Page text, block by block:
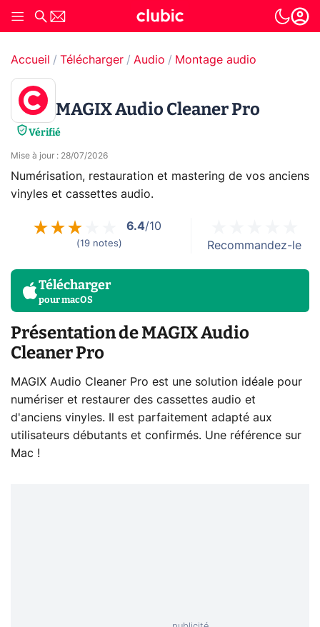
Accueil Télécharger Audio Montage audio
MAGIX Audio Cleaner Pro
Vérifié
Mise à jour : 28/07/2026
Numérisation, restauration et mastering de vos anciens
vinyles et cassettes audio.
6.4/10
(19 notes) Recommandez-le
Télécharger
pourmacOS
Présentation de MAGIX Audio
Cleaner Pro
MAGIX Audio Cleaner Pro est une solution idéale pour
numériser et restaurer des cassettes audio et
d'anciens vinyles. Il est parfaitement adapté aux
utilisateurs débutants et confirmés. Une référence sur
Mac !